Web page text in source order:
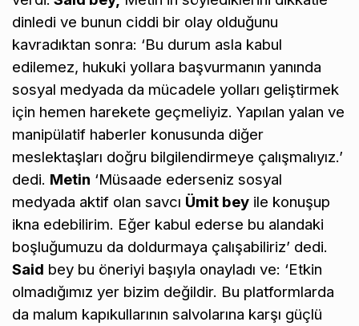
dinledi ve bunun ciddi bir olay olduğunu
kavradıktan sonra: ‘Bu durum asla kabul
edilemez, hukuki yollara başvurmanın yanında
sosyal medyada da mücadele yolları geliştirmek
için hemen harekete geçmeliyiz. Yapılan yalan ve
manipülatif haberler konusunda diğer
meslektaşları doğru bilgilendirmeye çalışmalıyız.’
dedi. Metin ‘Müsaade ederseniz sosyal
medyada aktif olan savcı Ümit bey ile konuşup
ikna edebilirim. Eğer kabul ederse bu alandaki
boşluğumuzu da doldurmaya çalışabiliriz’ dedi.
Said bey bu öneriyi başıyla onayladı ve: ‘Etkin
olmadığımız yer bizim değildir. Bu platformlarda
da malum kapıkullarının salvolarına karşı güçlü